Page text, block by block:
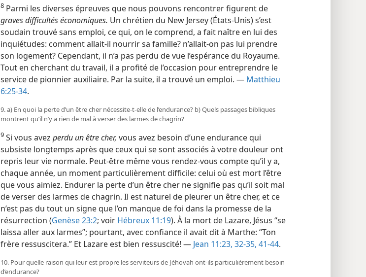
8 Parmi les diverses épreuves que nous pouvons rencontrer figurent de
graves difficultés économiques. Un chrétien du New Jersey (États-Unis) s’est
soudain trouvé sans emploi, ce qui, on le comprend, a fait naître en lui des
inquiétudes: comment allait-​il nourrir sa famille? n’allait-​on pas lui prendre
son logement? Cependant, il n’a pas perdu de vue l’espérance du Royaume.
Tout en cherchant du travail, il a profité de l’occasion pour entreprendre le
service de pionnier auxiliaire. Par la suite, il a trouvé un emploi. — Matthieu
6:25-34.
9. a) En quoi la perte d’un être cher nécessite-​t-​elle de l’endurance? b) Quels passages bibliques
montrent qu’il n’y a rien de mal à verser des larmes de chagrin?
9 Si vous avez perdu un être cher, vous avez besoin d’une endurance qui
subsiste longtemps après que ceux qui se sont associés à votre douleur ont
repris leur vie normale. Peut-être même vous rendez-​vous compte qu’il y a,
chaque année, un moment particulièrement difficile: celui où est mort l’être
que vous aimiez. Endurer la perte d’un être cher ne signifie pas qu’il soit mal
de verser des larmes de chagrin. Il est naturel de pleurer un être cher, et ce
n’est pas du tout un signe que l’on manque de foi dans la promesse de la
résurrection (Genèse 23:2; voir Hébreux 11:19). À la mort de Lazare, Jésus “se
laissa aller aux larmes”; pourtant, avec confiance il avait dit à Marthe: “Ton
frère ressuscitera.” Et Lazare est bien ressuscité! — Jean 11:23, 32-35, 41-44.
10. Pour quelle raison qui leur est propre les serviteurs de Jéhovah ont-​ils particulièrement besoin
d’endurance?